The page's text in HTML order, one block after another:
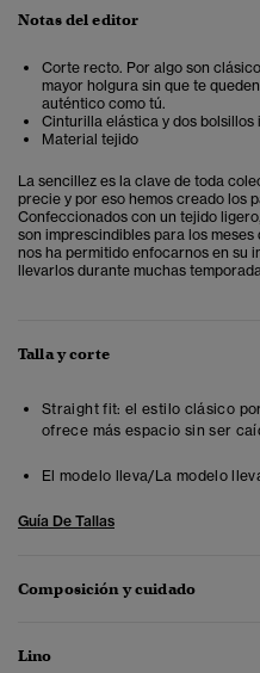
Notas del editor
Corte recto. Por algo son
mayor holgura sin que te
auténtico como tú.
Cinturilla elástica y dos
Material tejido
La sencillez es la clave de toda
precie y por eso hemos creado los
Confeccionados con un tejido
son imprescindibles para los
nos ha permitido enfocarnos en su
llevarlos durante muchas
Talla y corte
Straight fit: el estilo clásico
ofrece más espacio sin ser
El modelo lleva/La modelo
Guía De Tallas
Composición y cuidado
Lino